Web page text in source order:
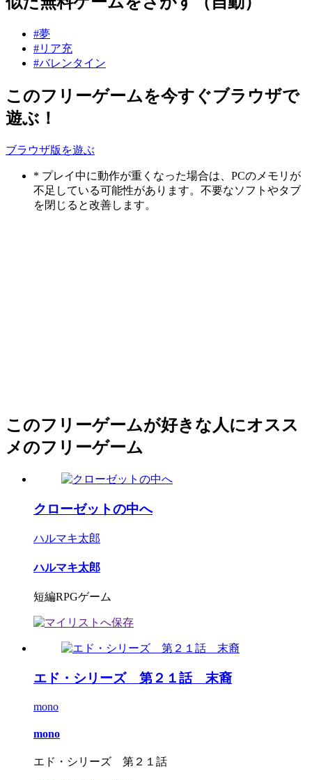
#夢
#リア充
#バレンタイン
このフリーゲームを今すぐブラウザで
遊ぶ！
ブラウザ版を遊ぶ
* プレイ中に動作が重くなった場合は、PCのメモリが
不足している可能性があります。不要なソフトやタブ
を閉じると改善します。
このフリーゲームが好きな人にオスス
メのフリーゲーム
クローゼットの中へ
ハルマキ太郎
ハルマキ太郎
短編RPGゲーム
エド・シリーズ 第２１話 末裔
mono
mono
エド・シリーズ 第２１話